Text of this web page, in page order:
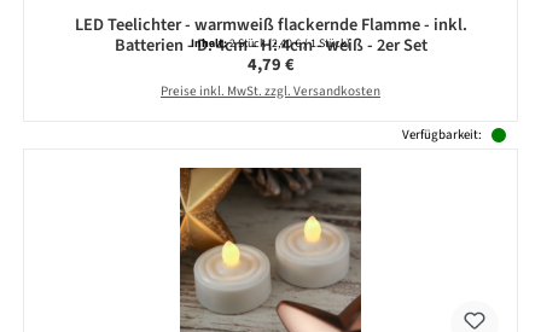
LED Teelichter - warmweiß flackernde Flamme - inkl.
Batterien - D: 4cm - H: 4cm - weiß - 2er Set
Inhalt:2 Stück(2,40 € / 1 Stück)
Regulärer Preis:
4,79 €
Preise inkl. MwSt. zzgl. Versandkosten
Verfügbarkeit: